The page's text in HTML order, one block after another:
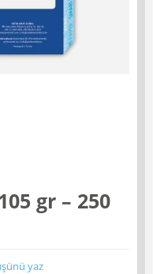
gr – 250
yaz